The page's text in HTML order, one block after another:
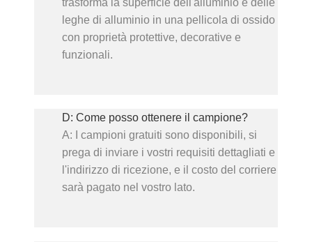
leghe di alluminio in una pellicola di ossido
con proprietà protettive, decorative e
funzionali.
D: Come posso ottenere il campione?
A: I campioni gratuiti sono disponibili, si
prega di inviare i vostri requisiti dettagliati e
l'indirizzo di ricezione, e il costo del corriere
sarà pagato nel vostro lato.